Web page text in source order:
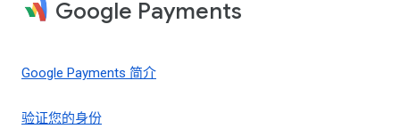
Google Payments
Google Payments 简介
验证您的身份